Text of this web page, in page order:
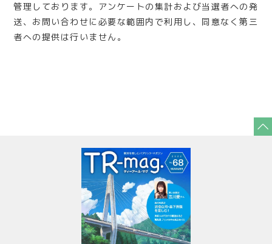
管理しております。アンケートの集計および当選者への発
送、お問い合わせに必要な範囲内で利用し、同意なく第三
者への提供は行いません。